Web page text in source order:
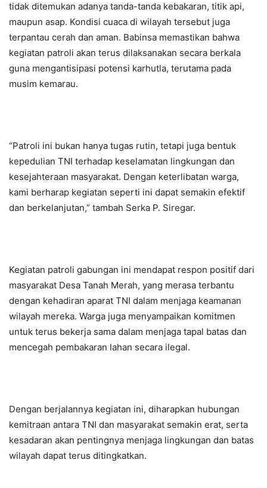
tidak ditemukan adanya tanda-tanda kebakaran, titik api,
maupun asap. Kondisi cuaca di wilayah tersebut juga
terpantau cerah dan aman. Babinsa memastikan bahwa
kegiatan patroli akan terus dilaksanakan secara berkala
guna mengantisipasi potensi karhutla, terutama pada
musim kemarau.
“Patroli ini bukan hanya tugas rutin, tetapi juga bentuk
kepedulian TNI terhadap keselamatan lingkungan dan
kesejahteraan masyarakat. Dengan keterlibatan warga,
kami berharap kegiatan seperti ini dapat semakin efektif
dan berkelanjutan,” tambah Serka P. Siregar.
Kegiatan patroli gabungan ini mendapat respon positif dari
masyarakat Desa Tanah Merah, yang merasa terbantu
dengan kehadiran aparat TNI dalam menjaga keamanan
wilayah mereka. Warga juga menyampaikan komitmen
untuk terus bekerja sama dalam menjaga tapal batas dan
mencegah pembakaran lahan secara ilegal.
Dengan berjalannya kegiatan ini, diharapkan hubungan
kemitraan antara TNI dan masyarakat semakin erat, serta
kesadaran akan pentingnya menjaga lingkungan dan batas
wilayah dapat terus ditingkatkan.